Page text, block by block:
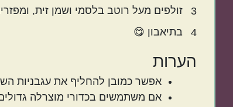
3
זולפים מעל רוטב בלסמי ושמן זית,
4
בתיאבון 😋
הערות
אפשר כמובן להחליף את עגבניות
אם משתמשים בכדורי מוצרלה